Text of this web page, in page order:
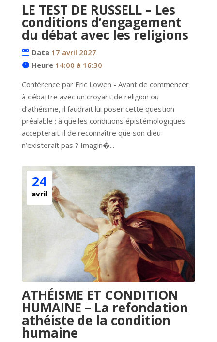
LE TEST DE RUSSELL – Les
conditions d’engagement
du débat avec les religions
Date 17 avril 2027
Heure 14:00 à 16:30
Conférence par Eric Lowen - Avant de commencer
à débattre avec un croyant de religion ou
d’athéisme, il faudrait lui poser cette question
préalable : à quelles conditions épistémologiques
accepterait-il de reconnaître que son dieu
n’existerait pas ? Imagin�...
24
avril
ATHÉISME ET CONDITION
HUMAINE – La refondation
athéiste de la condition
humaine